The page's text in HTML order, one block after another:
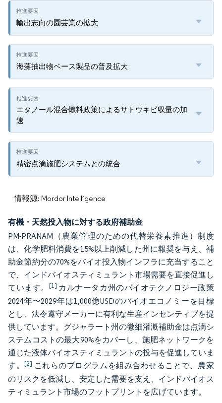
輸出志向の園芸業の拡大
海藻抽出物ベース製品の普及拡大
エタノール混合燃料政策によるサトウキビ収量の加
速
精密点滴施肥システムとの統合
情報源: Mordor Intelligence
有機・天然投入物に対する政府補助金
PM-PRANAM（農業管理のための代替栄養素推進）制度
は、化学肥料消費を15%以上削減した州に報奨を与え、補
助金節約分の70%をバイオ投入物インフラに充当すること
で、インドバイオスティミュラント市場需要を直接促進し
ています。 [1] カルナータカ州のバイオテクノロジー政策
2024年〜2029年は1,000億USDのバイオエコノミーを目標
とし、法令遵守メーカーに有利な生産インセンティブを提
供しています。グジャラート州の微細灌漑補助金は点滴シ
ステムコストの最大90%をカバーし、施肥ネットワークを
通じた液体バイオスティミュラントの投与を促進していま
す。[2] これらのプログラムを組み合わせることで、農家
のリスクを低減し、安定した需要を支え、インドバイオス
ティミュラント市場のフットプリントを広げています。